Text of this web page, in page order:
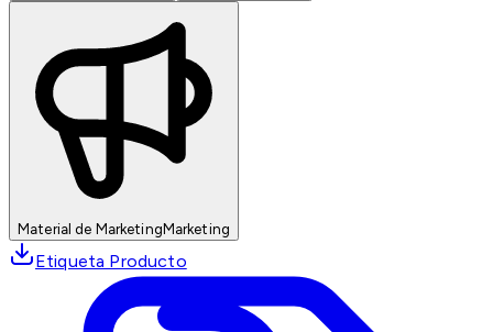
Material de MarketingMarketing
Etiqueta Producto